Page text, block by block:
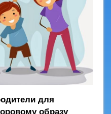
для
образу